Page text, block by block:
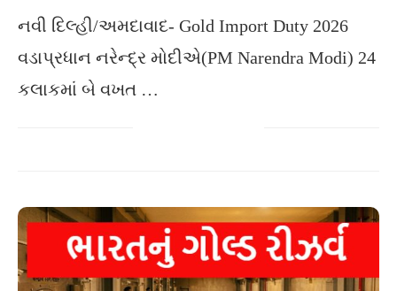
નવી દિલ્હી/અમદાવાદ- Gold Import Duty 2026
વડાપ્રધાન નરેન્દ્ર મોદીએ(PM Narendra Modi) 24
કલાકમાં બે વખત …